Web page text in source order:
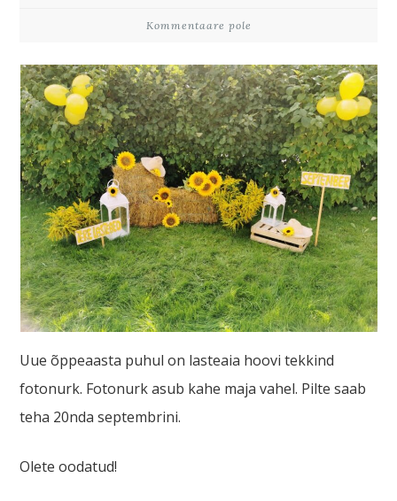
Kommentaare pole
Uue õppeaasta puhul on lasteaia hoovi tekkind
fotonurk. Fotonurk asub kahe maja vahel. Pilte saab
teha 20nda septembrini.
Olete oodatud!